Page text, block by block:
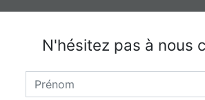
N'hésitez pas à nous